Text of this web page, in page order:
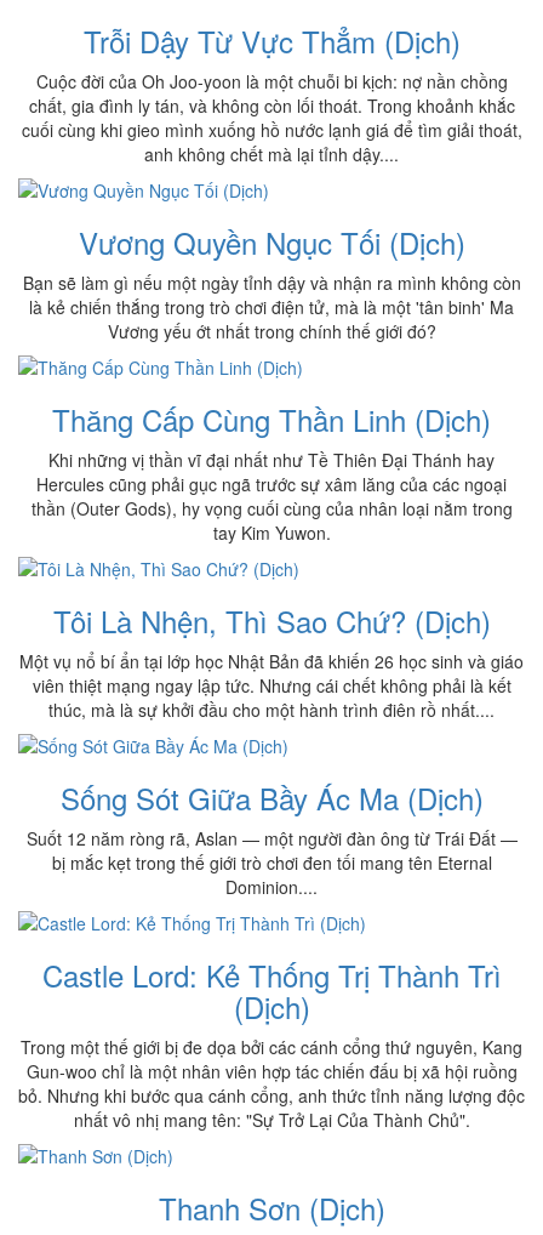
Trỗi Dậy Từ Vực Thẳm (Dịch)
Cuộc đời của Oh Joo-yoon là một chuỗi bi kịch: nợ nần chồng
chất, gia đình ly tán, và không còn lối thoát. Trong khoảnh khắc
cuối cùng khi gieo mình xuống hồ nước lạnh giá để tìm giải thoát,
anh không chết mà lại tỉnh dậy....
Vương Quyền Ngục Tối (Dịch)
Bạn sẽ làm gì nếu một ngày tỉnh dậy và nhận ra mình không còn
là kẻ chiến thắng trong trò chơi điện tử, mà là một 'tân binh' Ma
Vương yếu ớt nhất trong chính thế giới đó?
Thăng Cấp Cùng Thần Linh (Dịch)
Khi những vị thần vĩ đại nhất như Tề Thiên Đại Thánh hay
Hercules cũng phải gục ngã trước sự xâm lăng của các ngoại
thần (Outer Gods), hy vọng cuối cùng của nhân loại nằm trong
tay Kim Yuwon.
Tôi Là Nhện, Thì Sao Chứ? (Dịch)
Một vụ nổ bí ẩn tại lớp học Nhật Bản đã khiến 26 học sinh và giáo
viên thiệt mạng ngay lập tức. Nhưng cái chết không phải là kết
thúc, mà là sự khởi đầu cho một hành trình điên rồ nhất....
Sống Sót Giữa Bầy Ác Ma (Dịch)
Suốt 12 năm ròng rã, Aslan — một người đàn ông từ Trái Đất —
bị mắc kẹt trong thế giới trò chơi đen tối mang tên Eternal
Dominion....
Castle Lord: Kẻ Thống Trị Thành Trì
(Dịch)
Trong một thế giới bị đe dọa bởi các cánh cổng thứ nguyên, Kang
Gun-woo chỉ là một nhân viên hợp tác chiến đấu bị xã hội ruồng
bỏ. Nhưng khi bước qua cánh cổng, anh thức tỉnh năng lượng độc
nhất vô nhị mang tên: "Sự Trở Lại Của Thành Chủ".
Thanh Sơn (Dịch)